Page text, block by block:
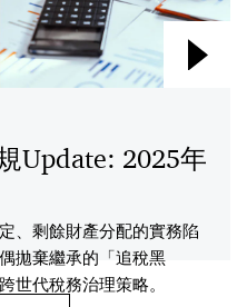
Update: 2025年
、剩餘財產分配的實務陷
拋棄繼承的「追稅黑
世代稅務治理策略。